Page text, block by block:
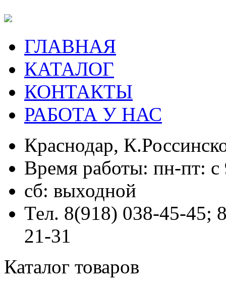
ГЛАВНАЯ
КАТАЛОГ
КОНТАКТЫ
РАБОТА У НАС
Краснодар,
Время работы: пн-пт:
сб: выходной
Тел. 8(918) 038-45-45;
21-31
Каталог товаров